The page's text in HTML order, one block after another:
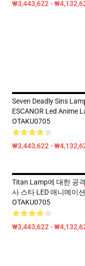
₩3,443,622 -
Seven Deadly Sins
ESCANOR Led Anime
OTAKU0705
₩3,443,622 -
Titan Lamp에 대한 공
사 스타 LED 애니메이
OTAKU0705
₩3,443,622 -